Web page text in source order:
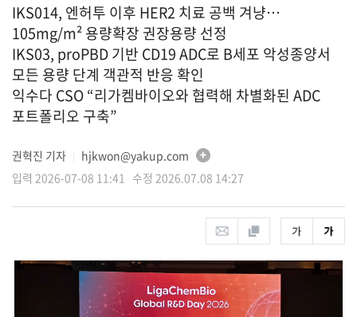
IKS014, 엔허투 이후 HER2 치료 공백 겨냥…
105mg/m² 용량확장 권장용량 선정
IKS03, proPBD 기반 CD19 ADC로 B세포 악성종양서
모든 용량 단계 객관적 반응 확인
익수다 CSO “리가켐바이오와 협력해 차별화된 ADC
포트폴리오 구축”
권혁진 기자
hjkwon@yakup.com
입력 2026-07-08 11:41 수정 2026.07.08 14:27